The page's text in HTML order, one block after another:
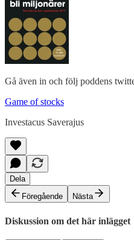
Gå även in och följ poddens
Game of stocks
Investacus Saverajus
Dela
Föregående
Nästa
Diskussion om det här inlägget